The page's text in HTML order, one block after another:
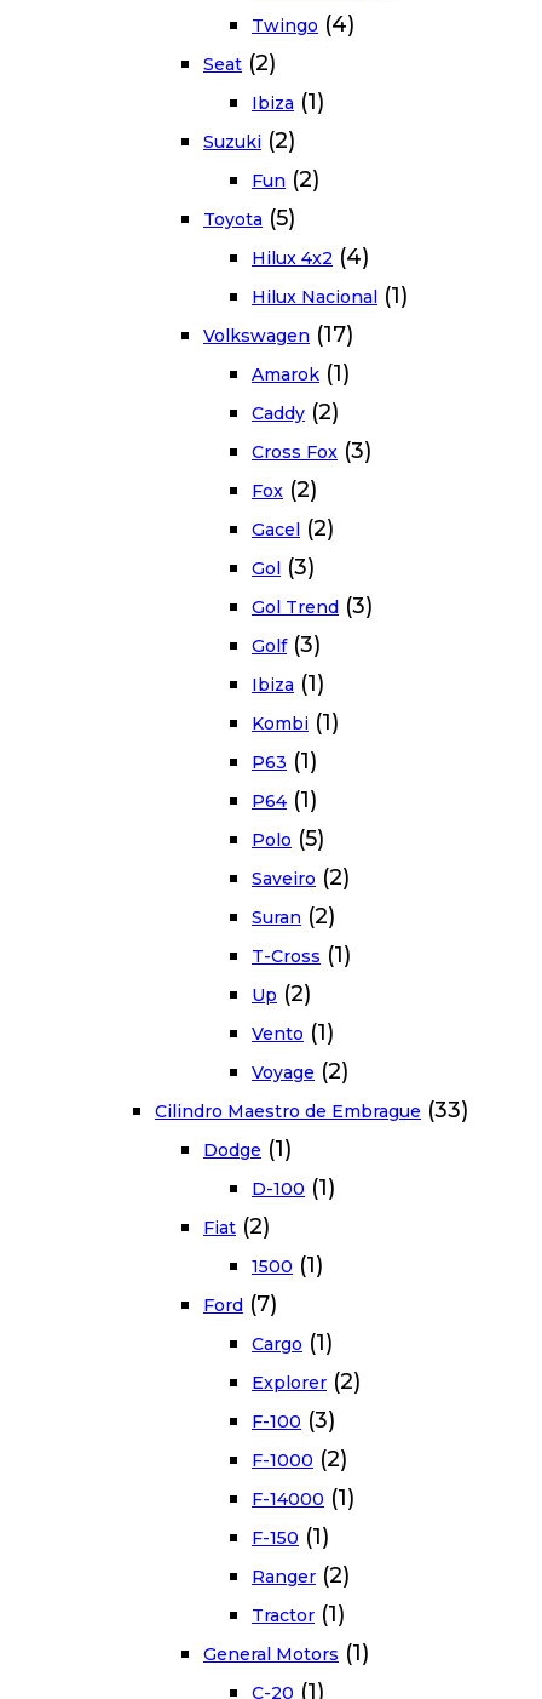
Twingo (4)
Seat (2)
Ibiza (1)
Suzuki (2)
Fun (2)
Toyota (5)
Hilux 4x2 (4)
Hilux Nacional (1)
Volkswagen (17)
Amarok (1)
Caddy (2)
Cross Fox (3)
Fox (2)
Gacel (2)
Gol (3)
Gol Trend (3)
Golf (3)
Ibiza (1)
Kombi (1)
P63 (1)
P64 (1)
Polo (5)
Saveiro (2)
Suran (2)
T-Cross (1)
Up (2)
Vento (1)
Voyage (2)
Cilindro Maestro de Embrague (33)
Dodge (1)
D-100 (1)
Fiat (2)
1500 (1)
Ford (7)
Cargo (1)
Explorer (2)
F-100 (3)
F-1000 (2)
F-14000 (1)
F-150 (1)
Ranger (2)
Tractor (1)
General Motors (1)
C-20 (1)